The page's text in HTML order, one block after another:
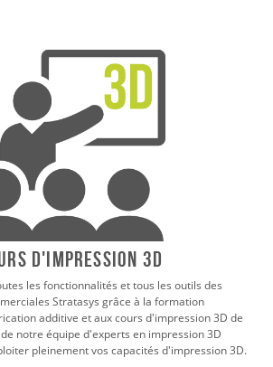
d'impression 3D
les fonctionnalités et tous les outils des
Stratasys grâce à la formation
additive et aux cours d'impression 3D de
notre équipe d'experts en impression 3D
pleinement vos capacités d'impression 3D.